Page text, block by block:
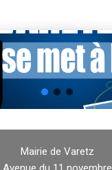
Mairie de Varetz